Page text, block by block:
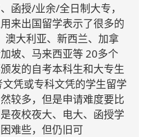
函授/业余/全日制大专，
来出国留学表示了很多的
澳大利亚、新西兰、加拿
坡、马来西亚等 20多个
发的自考本科生和大专生
凭或专科文凭的学生留学
较多，但是申请难度要比
夜校夜大、电大、函授学
难些，但仍旧可